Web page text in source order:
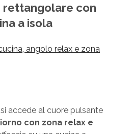
rettangolare con
a isola
accede al cuore pulsante
con zona relax e